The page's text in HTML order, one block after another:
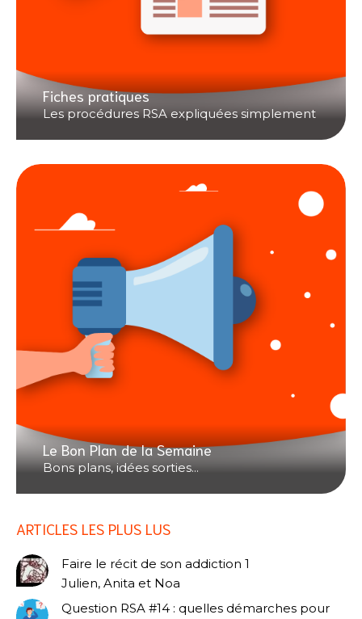
Fiches pratiques
Les procédures RSA expliquées simplement
Le Bon Plan de la Semaine
Bons plans, idées sorties...
ARTICLES LES PLUS LUS
Faire le récit de son addiction 1
Julien, Anita et Noa
Question RSA #14 : quelles démarches pour